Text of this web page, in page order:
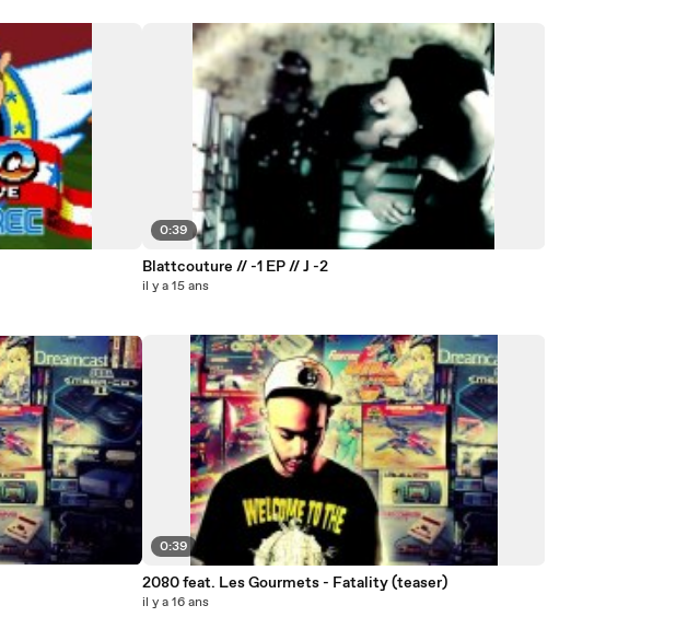
0:39
Blattcouture // -1 EP // J -2
il y a 15 ans
0:39
2080 feat. Les Gourmets - Fatality (teaser)
il y a 16 ans